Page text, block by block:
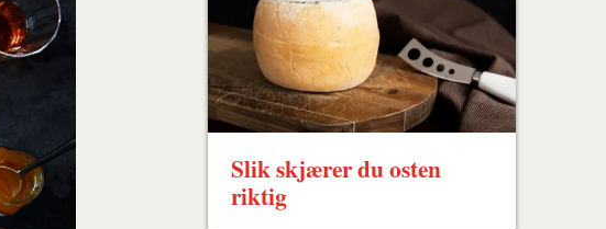
Slik skjærer du osten
riktig